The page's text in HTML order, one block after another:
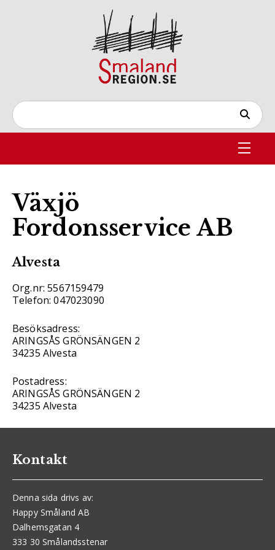
Växjö
Fordonsservice AB
Alvesta
Org.nr: 5567159479
Telefon: 047023090
Besöksadress:
ARINGSÅS GRÖNSÄNGEN 2
34235 Alvesta
Postadress:
ARINGSÅS GRÖNSÄNGEN 2
34235 Alvesta
Kontakt
Denna sida drivs av:
Happy Småland AB
Dalhemsgatan 4
333 30 Smålandsstenar